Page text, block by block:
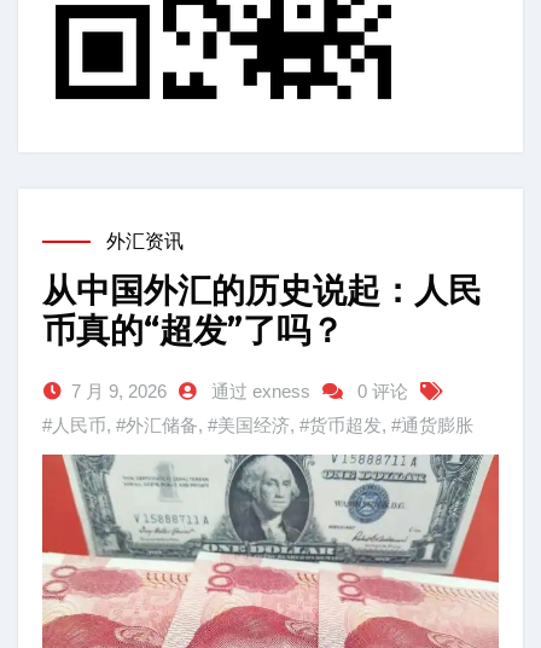
外汇资讯
从中国外汇的历史说起：人民
币真的“超发”了吗？
7 月 9, 2026 通过 exness
0 评论
#人民币, #外汇储备, #美国经济, #货币超发, #通货膨胀